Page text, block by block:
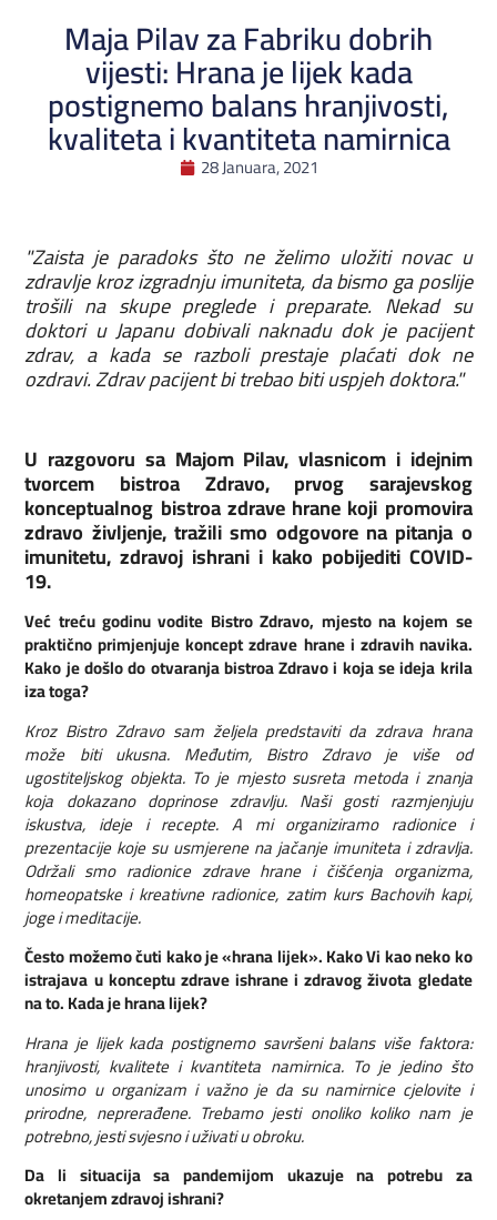
Maja Pilav za Fabriku dobrih
vijesti: Hrana je lijek kada
postignemo balans hranjivosti,
kvaliteta i kvantiteta namirnica
28 Januara, 2021
"Zaista je paradoks što ne želimo uložiti novac u
zdravlje kroz izgradnju imuniteta, da bismo ga poslije
trošili na skupe preglede i preparate. Nekad su
doktori u Japanu dobivali naknadu dok je pacijent
zdrav, a kada se razboli prestaje plaćati dok ne
ozdravi. Zdrav pacijent bi trebao biti uspjeh doktora."
U razgovoru sa Majom Pilav, vlasnicom i idejnim
tvorcem bistroa Zdravo, prvog sarajevskog
konceptualnog bistroa zdrave hrane koji promovira
zdravo življenje, tražili smo odgovore na pitanja o
imunitetu, zdravoj ishrani i kako pobijediti COVID-
19.
Već treću godinu vodite Bistro Zdravo, mjesto na kojem se
praktično primjenjuje koncept zdrave hrane i zdravih navika.
Kako je došlo do otvaranja bistroa Zdravo i koja se ideja krila
iza toga?
Kroz Bistro Zdravo sam željela predstaviti da zdrava hrana
može biti ukusna. Međutim, Bistro Zdravo je više od
ugostiteljskog objekta. To je mjesto susreta metoda i znanja
koja dokazano doprinose zdravlju. Naši gosti razmjenjuju
iskustva, ideje i recepte. A mi organiziramo radionice i
prezentacije koje su usmjerene na jačanje imuniteta i zdravlja.
Održali smo radionice zdrave hrane i čišćenja organizma,
homeopatske i kreativne radionice, zatim kurs Bachovih kapi,
joge i meditacije.
Često možemo čuti kako je «hrana lijek». Kako Vi kao neko ko
istrajava u konceptu zdrave ishrane i zdravog života gledate
na to. Kada je hrana lijek?
Hrana je lijek kada postignemo savršeni balans više faktora:
hranjivosti, kvalitete i kvantiteta namirnica. To je jedino što
unosimo u organizam i važno je da su namirnice cjelovite i
prirodne, neprerađene. Trebamo jesti onoliko koliko nam je
potrebno, jesti svjesno i uživati u obroku.
Da li situacija sa pandemijom ukazuje na potrebu za
okretanjem zdravoj ishrani?